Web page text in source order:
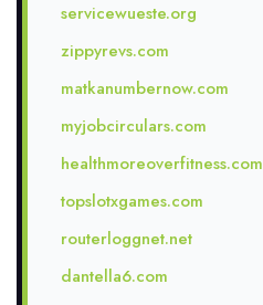
servicewueste.org
zippyrevs.com
matkanumbernow.com
myjobcirculars.com
healthmoreoverfitness.com
topslotxgames.com
routerloggnet.net
dantella6.com